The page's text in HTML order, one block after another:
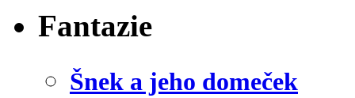
Fantazie
Šnek a jeho domeček